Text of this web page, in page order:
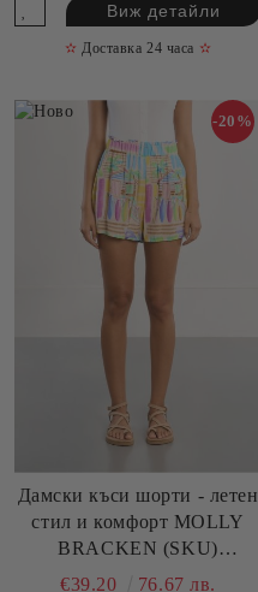
Виж детайли
✫ Доставка 24 часа ✫
Дамски къси шорти - летен
стил и комфорт MOLLY
BRACKEN (SKU)
LAL653EE
-20%
€39.20 76.67 лв.